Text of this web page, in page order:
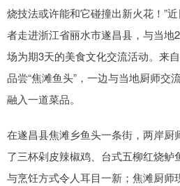
烧技法或许能和它碰撞出新火花！”
者走进浙江省丽水市遂昌县，与当地
场为期3天的美食文化交流活动。来
品尝“焦滩鱼头”，一边与当地厨师交
融入一道菜品。
在遂昌县焦滩乡鱼头一条街，两岸厨
了三杯剁皮辣椒鸡、台式五柳红烧
与烹饪方式令人耳目一新；焦滩厨师